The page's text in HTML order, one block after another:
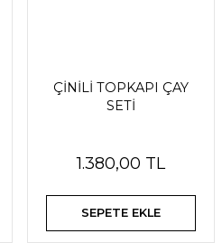
ÇİNİLİ TOPKAPI ÇAY
SETİ
1.380,00 TL
SEPETE EKLE